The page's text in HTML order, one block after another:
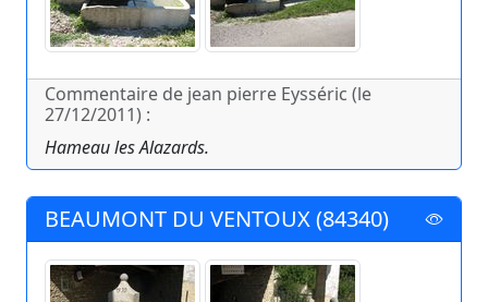
Commentaire de jean pierre Eysséric (le
27/12/2011) :
Hameau les Alazards.
BEAUMONT DU VENTOUX (84340)